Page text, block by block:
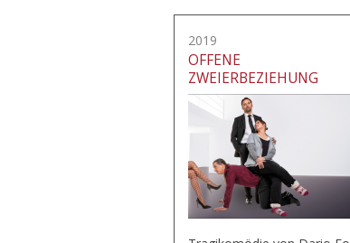
2019
OFFENE
ZWEIERBEZIEHUNG